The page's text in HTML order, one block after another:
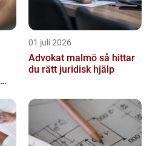
01 juli 2026
Advokat malmö så hittar
du rätt juridisk hjälp